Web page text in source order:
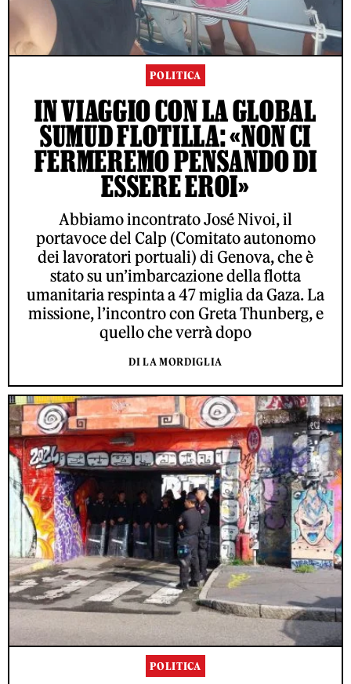
POLITICA
IN VIAGGIO CON LA GLOBAL
SUMUD FLOTILLA: «NON CI
FERMEREMO PENSANDO DI
ESSERE EROI»
Abbiamo incontrato José Nivoi, il
portavoce del Calp (Comitato autonomo
dei lavoratori portuali) di Genova, che è
stato su un’imbarcazione della flotta
umanitaria respinta a 47 miglia da Gaza. La
missione, l’incontro con Greta Thunberg, e
quello che verrà dopo
DI LA MORDIGLIA
POLITICA